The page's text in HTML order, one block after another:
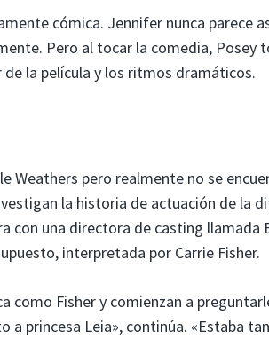
cómica. Jennifer nunca parece
Pero al tocar la comedia, Posey
la película y los ritmos dramáticos.
Weathers pero realmente no se
la historia de actuación de la
con una directora de casting llamada
interpretada por Carrie Fisher.
como Fisher y comienzan a
a princesa Leia», continúa. «Estaba